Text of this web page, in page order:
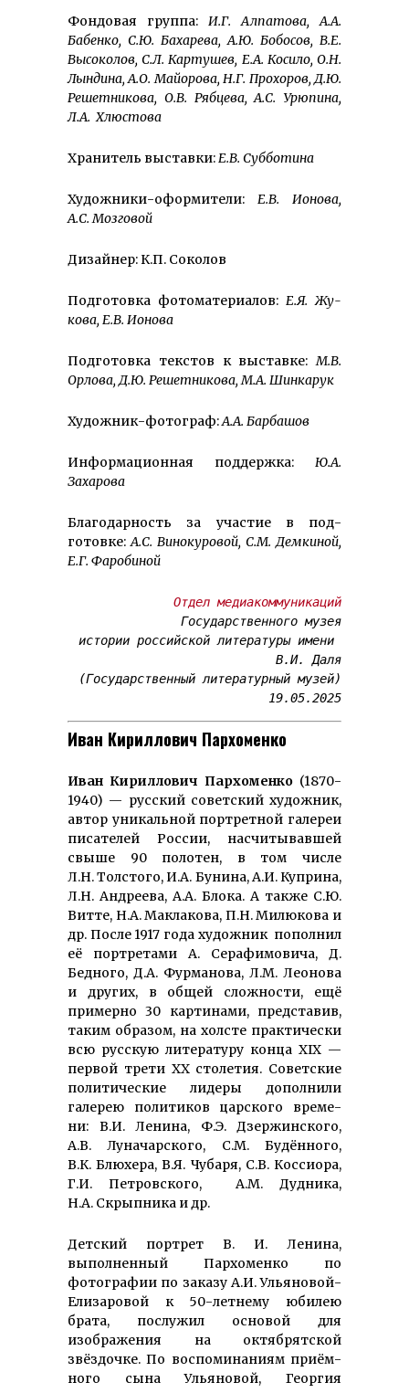
Фондовая группа: И.Г. Алпатова,
А.А.
Бабенко, С.Ю. Бахарева,А.Ю. Бобосов, В.Е.
Высоколов, С.Л.Картушев, Е.А. Ко­сило, О.Н.
Лындина,А.О. Майорова, Н.Г. Прохоров, Д.Ю.
Решетникова, О.В. Рябцева,А.С. Урюпина,
Л.А. Хлюстова
Хранитель выставки:Е.В. Субботина
Художники-оформители: Е.В. Ионова,
А.С. Мозговой
Дизайнер: К.П. Соколов
Подготовка фотоматериалов: Е.Я. Жу­
кова, Е.В. Ионова
Подготовка текстов к выставке:М.В.
Орлова,Д.Ю. Решетникова,М.А. Шинкарук
Художник-фотограф:А.А. Барбашов
Информационная поддержка: Ю.А.
Захарова
Благодарность за участие в под­
готовке:А.С. Винокуровой, С.М. Демкиной,
Е.Г. Фаро­биной
Отдел медиакоммуникаций
Государственного музея
истории российской литературы имени
В.И. Даля
(Государственный литературный музей)
19.05.2025
Иван Кириллович Пархоменко
Иван Кириллович Пархоменко(1870-
1940) — русский советский художник,
автор уникальной портретной галереи
писателей России, насчитывавшей
свыше 90 полотен, в том числе
Л.Н. Толстого, И.А. Бунина, А.И. Куприна,
Л.Н. Андреева, А.А. Блока. А также С.Ю.
Витте, Н.А. Маклакова, П.Н. Милюкова и
др. После 1917 года художник пополнил
её портретами A. Серафи­мовича, Д.
Бедного, Д.А. Фурманова, Л.М. Леонова
и других, в общей сложности, ещё
примерно 30 картинами, представив,
таким образом, на холсте практически
всю русскую литературу конца XIX —
первой трети XX столетия. Советские
политические лидеры дополнили
галерею политиков царского време­
ни: В.И. Ленина, Ф.Э. Дзержин­ского,
А.В. Луначар­ского, С.М. Будённого,
В.К. Блюхера, В.Я. Чубаря, С.В. Коссио­ра,
Г.И. Петровского, А.М. Дудника,
Н.А. Скрыпника и др.
Детский портрет В. И. Ленина,
выполненный Пархоменко по
фотографии по заказу А.И. Ульяно­вой-
Елиза­ровой к 50-летнему юбилею
брата, послужил основой для
изображения на октябрятской
звёздочке. По воспоми­наниям приём­
ного сына Ульяновой, Георгия